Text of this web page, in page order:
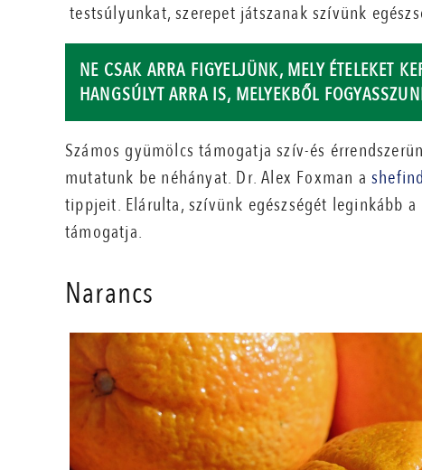
testsúlyunkat, szerepet játszanak szívünk
NE CSAK ARRA FIGYELJÜNK, MELY ÉTELEKET
HANGSÚLYT ARRA IS, MELYEKBŐL
Számos gyümölcs támogatja szív-és
mutatunk be néhányat. Dr. Alex Foxman a
tippjeit. Elárulta, szívünk egészségét leginkább
támogatja.
Narancs